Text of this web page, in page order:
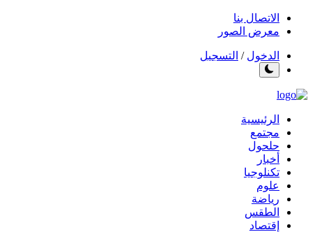
الاتصال بنا
معرض الصور
الدخول / التسجيل
الرئيسية
مجتمع
حلحول
أخبار
تكنلوجيا
علوم
رياضة
الطقس
إقتصاد